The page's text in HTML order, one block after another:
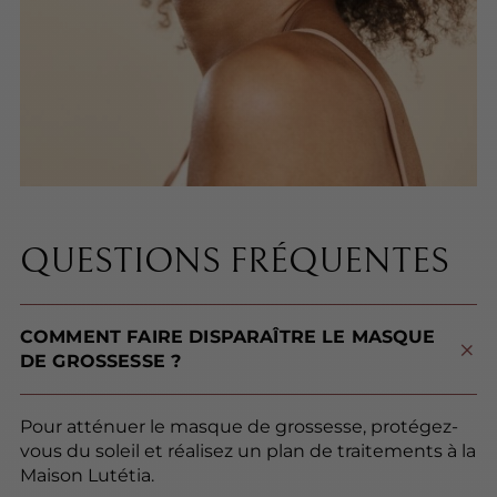
QUESTIONS FRÉQUENTES
COMMENT FAIRE DISPARAÎTRE LE MASQUE
DE GROSSESSE ?
Pour atténuer le masque de grossesse, protégez-
vous du soleil et réalisez un plan de traitements à la
Maison Lutétia.